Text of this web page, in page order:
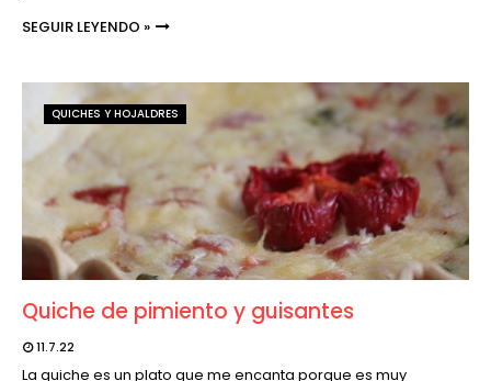
SEGUIR LEYENDO »
QUICHES Y HOJALDRES
Quiche de pimiento y guisantes
11.7.22
La quiche es un plato que me encanta porque es muy